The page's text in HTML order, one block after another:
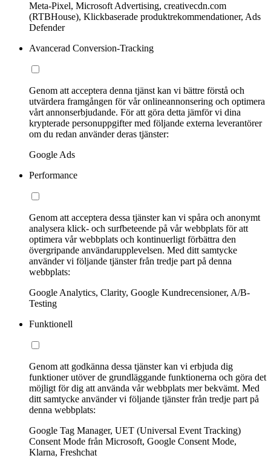
Meta-Pixel, Microsoft Advertising, creativecdn.com
(RTBHouse), Klickbaserade produktrekommendationer, Ads
Defender
Avancerad Conversion-Tracking
Genom att acceptera denna tjänst kan vi bättre förstå och
utvärdera framgången för vår onlineannonsering och optimera
vårt annonserbjudande. För att göra detta jämför vi dina
krypterade personuppgifter med följande externa leverantörer
om du redan använder deras tjänster:
Google Ads
Performance
Genom att acceptera dessa tjänster kan vi spåra och anonymt
analysera klick- och surfbeteende på vår webbplats för att
optimera vår webbplats och kontinuerligt förbättra den
övergripande användarupplevelsen. Med ditt samtycke
använder vi följande tjänster från tredje part på denna
webbplats:
Google Analytics, Clarity, Google Kundrecensioner, A/B-
Testing
Funktionell
Genom att godkänna dessa tjänster kan vi erbjuda dig
funktioner utöver de grundläggande funktionerna och göra det
möjligt för dig att använda vår webbplats mer bekvämt. Med
ditt samtycke använder vi följande tjänster från tredje part på
denna webbplats:
Google Tag Manager, UET (Universal Event Tracking)
Consent Mode från Microsoft, Google Consent Mode,
Klarna, Freshchat